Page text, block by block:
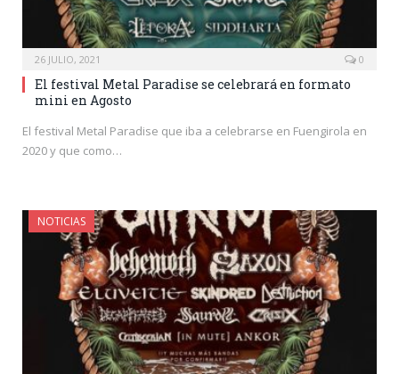
26 JULIO, 2021 0
El festival Metal Paradise se celebrará en formato
mini en Agosto
El festival Metal Paradise que iba a celebrarse en Fuengirola en
2020 y que como…
NOTICIAS